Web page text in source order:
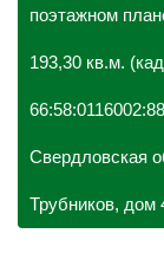
поэтажном
193,30 кв.м.
Свердловская
Трубников, дом